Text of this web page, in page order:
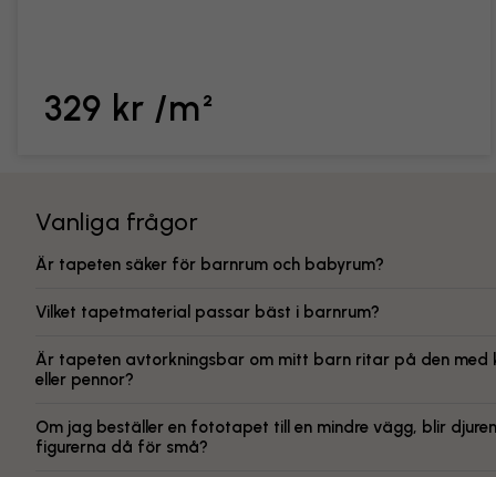
329 kr /m²
Vanliga frågor
Är tapeten säker för barnrum och babyrum?
Vilket tapetmaterial passar bäst i barnrum?
Är tapeten avtorkningsbar om mitt barn ritar på den med
eller pennor?
Om jag beställer en fototapet till en mindre vägg, blir
figurerna då för små?